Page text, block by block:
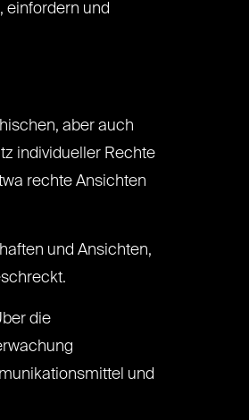
einfordern und
aber auch
individueller Rechte
rechte Ansichten
und Ansichten,
die
und